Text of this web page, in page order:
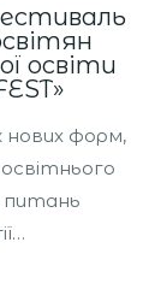
освіти
нових форм,
освітнього
питань